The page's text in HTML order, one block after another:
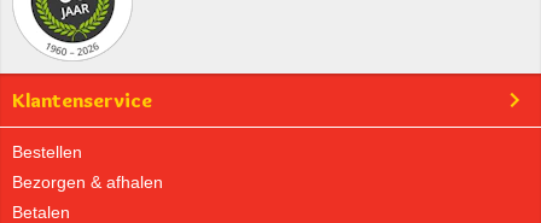
Klantenservice
Bestellen
Bezorgen & afhalen
Betalen